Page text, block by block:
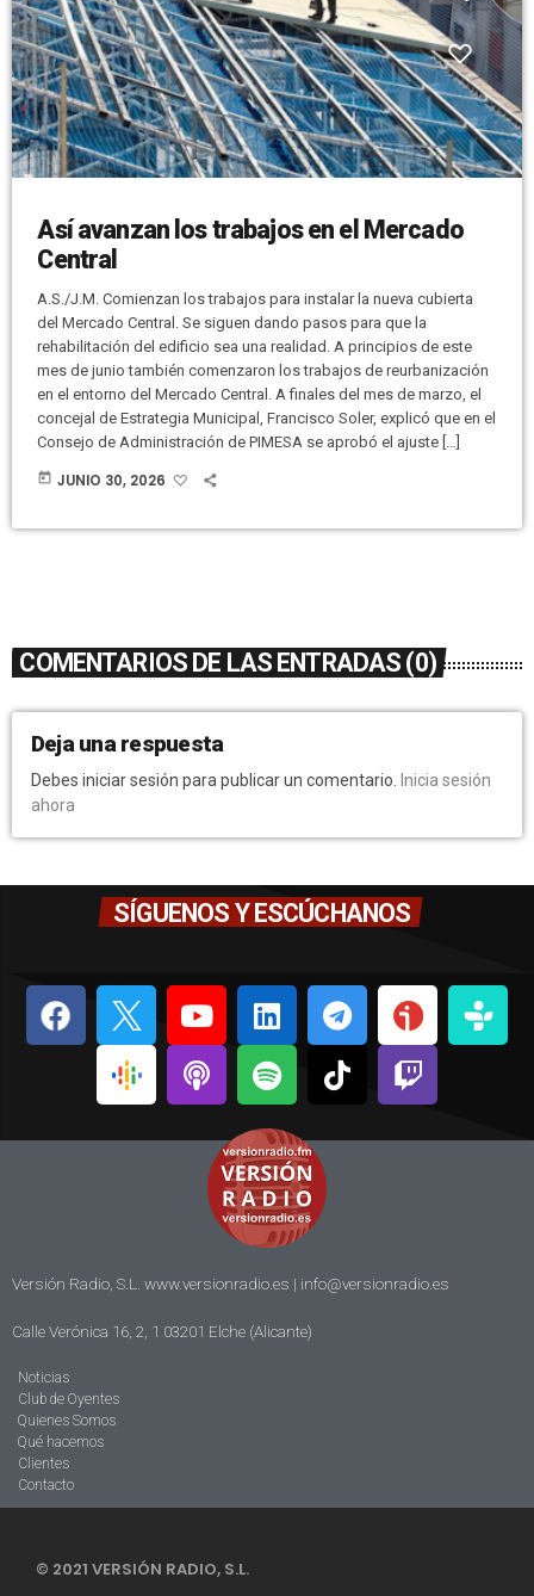
Así avanzan los trabajos en el Mercado
Central
A.S./J.M. Comienzan los trabajos para instalar la nueva cubierta
del Mercado Central. Se siguen dando pasos para que la
rehabilitación del edificio sea una realidad. A principios de este
mes de junio también comenzaron los trabajos de reurbanización
en el entorno del Mercado Central. A finales del mes de marzo, el
concejal de Estrategia Municipal, Francisco Soler, explicó que en el
Consejo de Administración de PIMESA se aprobó el ajuste […]
today JUNIO 30, 2026
COMENTARIOS DE LAS ENTRADAS (0)
Deja una respuesta
Debes iniciar sesión para publicar un comentario. Inicia sesión
ahora
SÍGUENOS Y ESCÚCHANOS
Versión Radio, S.L. www.versionradio.es | info@versionradio.es
Calle Verónica 16, 2, 1 03201 Elche (Alicante)
Noticias
Club de Oyentes
Quienes Somos
Qué hacemos
Clientes
Contacto
© 2021 VERSIÓN RADIO, S.L.